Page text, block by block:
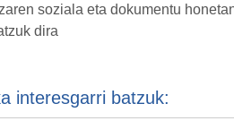
soziala eta dokumentu
dira
interesgarri batzuk: